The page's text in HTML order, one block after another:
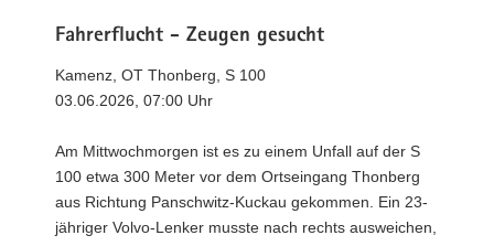
Fahrerflucht - Zeugen gesucht
Kamenz, OT Thonberg, S 100
03.06.2026, 07:00 Uhr
Am Mittwochmorgen ist es zu einem Unfall auf der S
100 etwa 300 Meter vor dem Ortseingang Thonberg
aus Richtung Panschwitz-Kuckau gekommen. Ein 23-
jähriger Volvo-Lenker musste nach rechts ausweichen,